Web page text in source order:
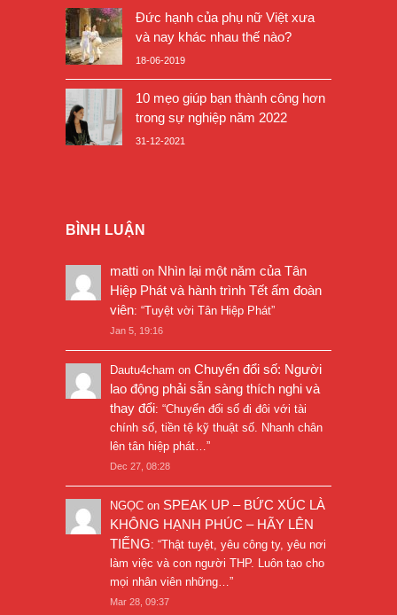
Đức hạnh của phụ nữ Việt xưa
và nay khác nhau thế nào?
18-06-2019
10 mẹo giúp bạn thành công hơn
trong sự nghiệp năm 2022
31-12-2021
BÌNH LUẬN
matti on Nhìn lại một năm của Tân
Hiệp Phát và hành trình Tết ấm đoàn
viên: “Tuyệt vời Tân Hiệp Phát”
Jan 5, 19:16
Dautu4cham on Chuyển đổi số: Người
lao động phải sẵn sàng thích nghi và
thay đổi: “Chuyển đổi số đi đôi với tài
chính số, tiền tệ kỹ thuật số. Nhanh chân
lên tân hiệp phát… ”
Dec 27, 08:28
NGỌC on SPEAK UP – BỨC XÚC LÀ
KHÔNG HẠNH PHÚC – HÃY LÊN
TIẾNG: “Thật tuyệt, yêu công ty, yêu nơi
làm việc và con người THP. Luôn tạo cho
mọi nhân viên những… ”
Mar 28, 09:37